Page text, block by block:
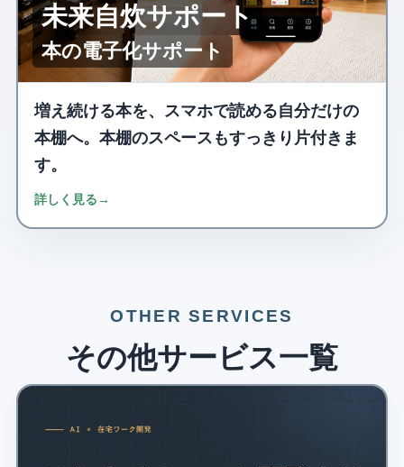
未来自炊サポート
本の電子化サポート
増え続ける本を、スマホで読める自分だけの
本棚へ。本棚のスペースもすっきり片付きま
す。
詳しく見る →
OTHER SERVICES
その他サービス一覧